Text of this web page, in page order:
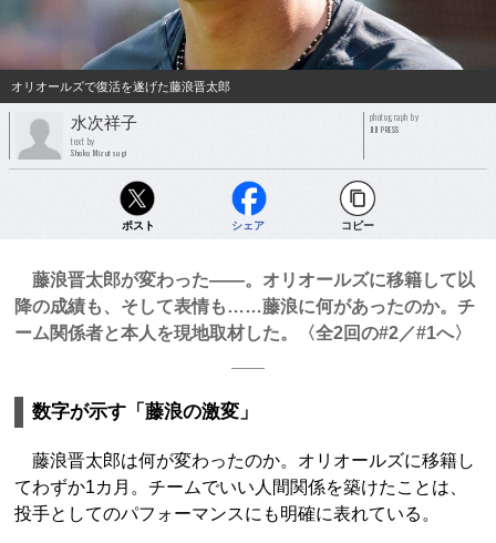
オリオールズで復活を遂げた藤浪晋太郎
水次祥子
text by
Shoko Mizutsugi
photograph by
JIJI PRESS
ポスト シェア コピー
藤浪晋太郎が変わった――。オリオールズに移籍して以
降の成績も、そして表情も……藤浪に何があったのか。チ
ーム関係者と本人を現地取材した。〈全2回の#2／#1へ〉
数字が示す「藤浪の激変」
藤浪晋太郎は何が変わったのか。オリオールズに移籍し
てわずか1カ月。チームでいい人間関係を築けたことは、
投手としてのパフォーマンスにも明確に表れている。